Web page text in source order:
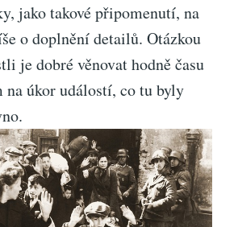
jako takové připomenutí, na
o doplnění detailů. Otázkou
je dobré věnovat hodně času
na úkor událostí, co tu byly